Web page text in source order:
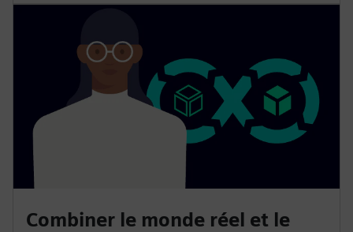
Combiner le monde réel et le